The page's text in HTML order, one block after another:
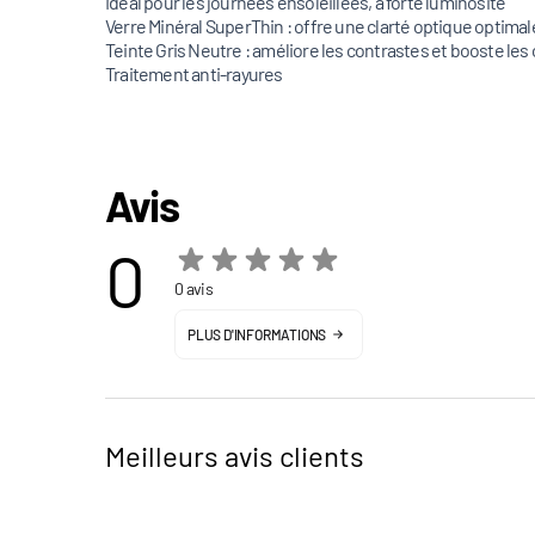
Verre Minéral SuperThin : offre une clarté optique
Teinte Gris Neutre : améliore les contrastes et booste les
Traitement anti-rayures
Avis
0 0 avis
PLUS D'INFORMATIONS
Meilleurs avis clients